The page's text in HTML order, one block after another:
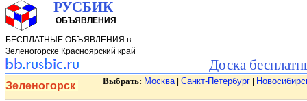
РУСБИК
ОБЪЯВЛЕНИЯ
БЕСПЛАТНЫЕ ОБЪЯВЛЕНИЯ в
Зеленогорске Красноярский край
Доска
Зеленогорск Выбрать: Москва| Санкт-Петербург